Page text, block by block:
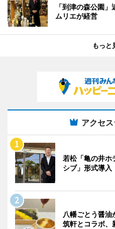
「到津の森公園
ムリエが経営
もっと
アクセ
若松「亀の井ホ
シブ」形式導入
八幡ごとう醤
筑軒とコラボ、